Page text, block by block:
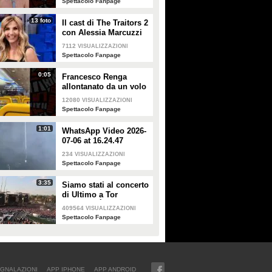
13 foto
Il cast di The Traitors 2
con Alessia Marcuzzi
7112 VISUALIZZAZIONI
Spettacolo Fanpage
0:05
Francesco Renga
allontanato da un volo
Ryanair dopo una
discussione con gli
12080 VISUALIZZAZIONI
Spettacolo Fanpage
1:01
WhatsApp Video 2026-
07-06 at 16.24.47
234 VISUALIZZAZIONI
Spettacolo Fanpage
3:35
Siamo stati al concerto
di Ultimo a Tor
Vergata: "È il giorno
che aspettavo, questa è
409564 VISUALIZZAZIONI
Spettacolo Fanpage
APP IPHONE APP ANDROID